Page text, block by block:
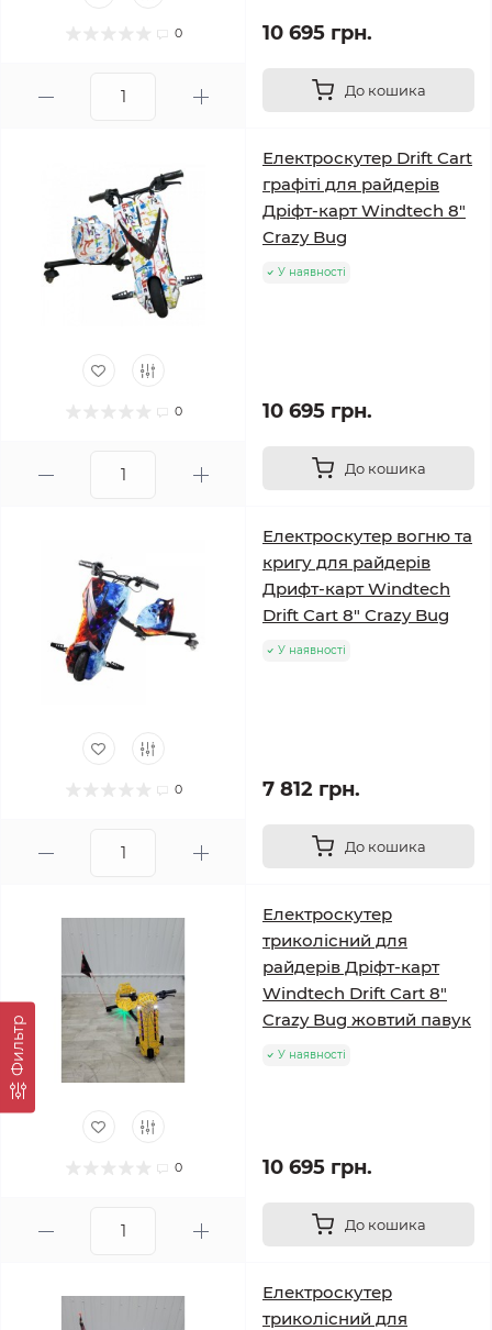
Фильтр
0 10 695 грн.
До кошика
0
Електроскутер Drift Cart
графіті для райдерів
Дріфт-карт Windtech 8″
Crazy Bug
У наявності
10 695 грн.
До кошика
0
Електроскутер вогню та
кригу для райдерів
Дрифт-карт Windtech
Drift Cart 8″ Crazy Bug
У наявності
7 812 грн.
До кошика
0
Електроскутер
триколісний для
райдерів Дріфт-карт
Windtech Drift Cart 8″
Crazy Bug жовтий павук
У наявності
10 695 грн.
До кошика
Електроскутер
триколісний для